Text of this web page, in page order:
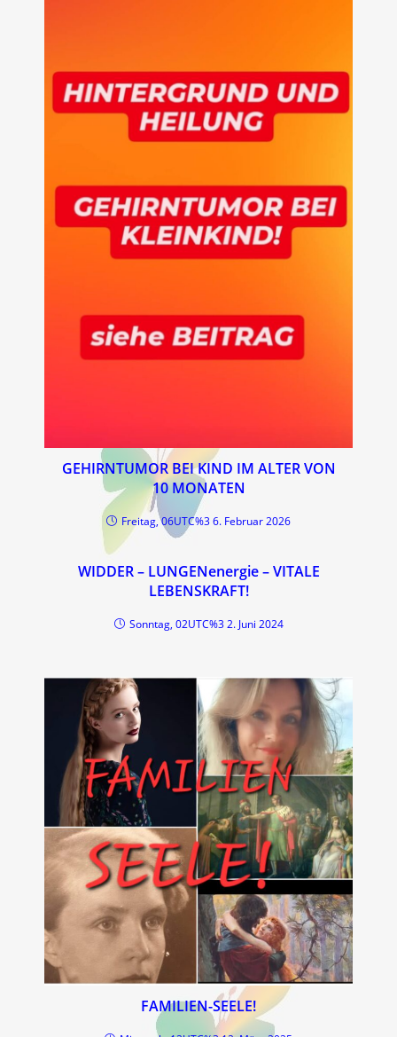
GEHIRNTUMOR BEI KIND IM ALTER VON
10 MONATEN
Freitag, 06UTC%3 6. Februar 2026
WIDDER – LUNGENenergie – VITALE
LEBENSKRAFT!
Sonntag, 02UTC%3 2. Juni 2024
FAMILIEN-SEELE!